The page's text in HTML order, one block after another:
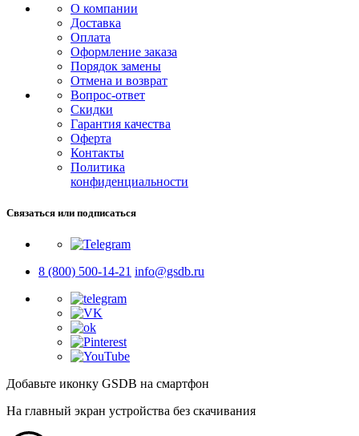
О компании
Доставка
Оплата
Оформление заказа
Порядок замены
Отмена и возврат
Вопрос-ответ
Скидки
Гарантия качества
Оферта
Контакты
Политика
конфиденциальности
Связаться или подписаться
8 (800) 500-14-21 info@gsdb.ru
Добавьте иконку GSDB на смартфон
На главный экран устройства без скачивания